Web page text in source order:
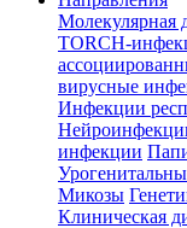
Молекулярная
TORCH-
вирусные
Инфекции
инфекции
Микозы
Клиническая